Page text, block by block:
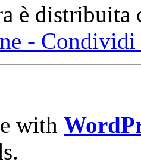
è
- Condividi
with